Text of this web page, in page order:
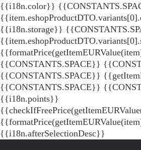
{{i18n.color}}
{{i18n.storage}}
{{CONSTANTS.SPACE}}
{{CONSTANTS.SPACE}}
{{CONSTANTS.SPACE}}
{{i18n.points}}
{{i18n.afterSelectionDesc}}